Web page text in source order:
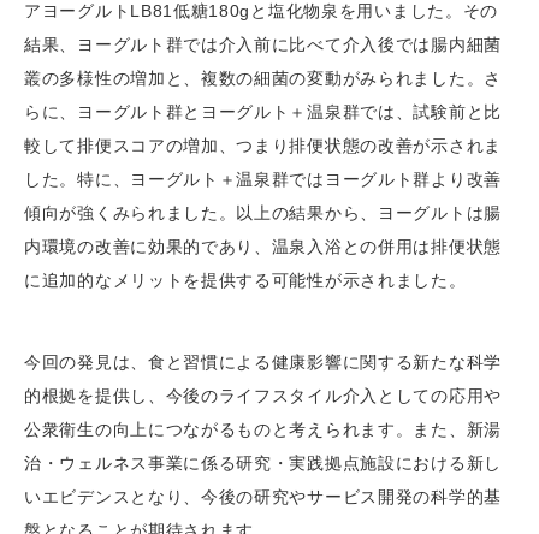
アヨーグルトLB81低糖180gと塩化物泉を用いました。その
結果、ヨーグルト群では介入前に比べて介入後では腸内細菌
叢の多様性の増加と、複数の細菌の変動がみられました。さ
らに、ヨーグルト群とヨーグルト＋温泉群では、試験前と比
較して排便スコアの増加、つまり排便状態の改善が示されま
した。特に、ヨーグルト＋温泉群ではヨーグルト群より改善
傾向が強くみられました。以上の結果から、ヨーグルトは腸
内環境の改善に効果的であり、温泉入浴との併用は排便状態
に追加的なメリットを提供する可能性が示されました。
今回の発見は、食と習慣による健康影響に関する新たな科学
的根拠を提供し、今後のライフスタイル介入としての応用や
公衆衛生の向上につながるものと考えられます。また、新湯
治・ウェルネス事業に係る研究・実践拠点施設における新し
いエビデンスとなり、今後の研究やサービス開発の科学的基